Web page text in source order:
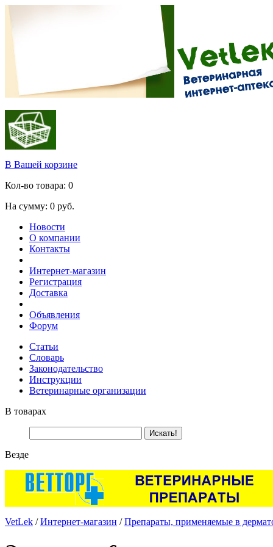
В Вашей корзине
Кол-во товара: 0
На сумму: 0 руб.
Новости
О компании
Контакты
Интернет-магазин
Регистрация
Доставка
Объявления
Форум
Статьи
Словарь
Законодательство
Инструкции
Ветеринарные организации
В товарах
Везде
VetLek /Интернет-магазин /Препараты, применяемые в